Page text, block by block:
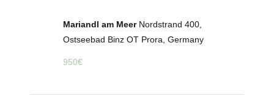
Mariandl am Meer Nordstrand 400,
Ostseebad Binz OT Prora, Germany
950€